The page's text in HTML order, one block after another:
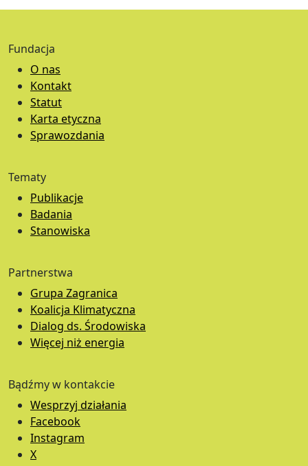
Fundacja
O nas
Kontakt
Statut
Karta etyczna
Sprawozdania
Tematy
Publikacje
Badania
Stanowiska
Partnerstwa
Grupa Zagranica
Koalicja Klimatyczna
Dialog ds. Środowiska
Więcej niż energia
Bądźmy w kontakcie
Wesprzyj działania
Facebook
Instagram
X